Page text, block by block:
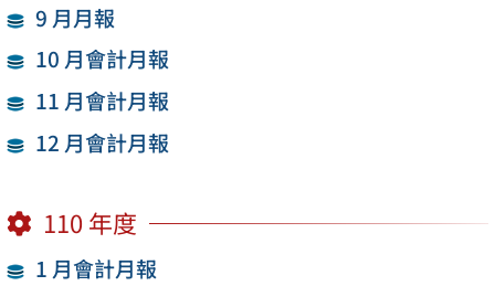
9 月月報
10 月會計月報
11 月會計月報
12 月會計月報
110 年度
1 月會計月報